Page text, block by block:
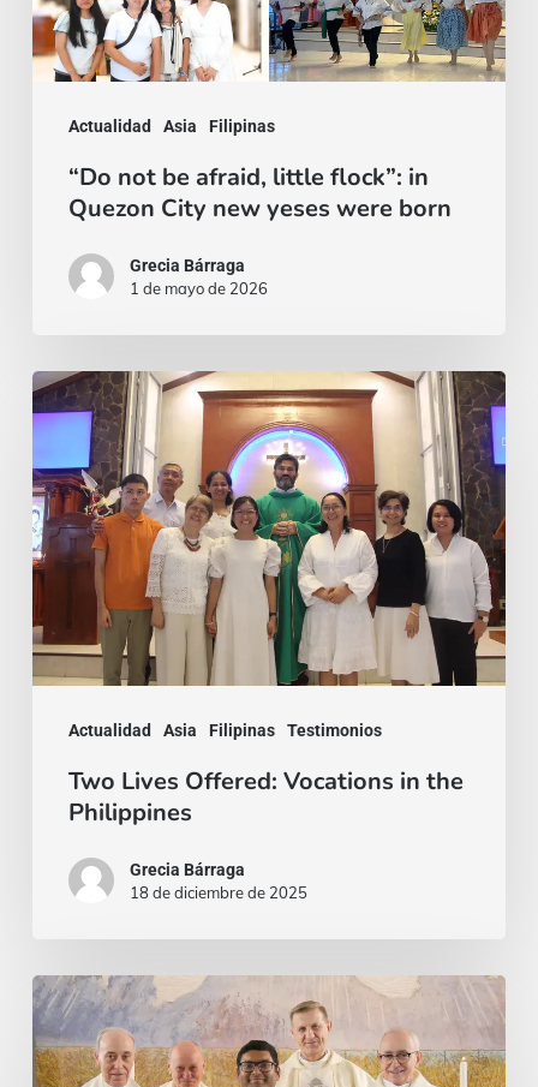
Actualidad Asia Filipinas
City
new
born“Do not be afraid, little flock”: in
Quezon City new yeses were born
Grecia Bárraga
1 de mayo de 2026
Actualidad Asia Filipinas Testimonios
Two
Lives
Offered:
Vocations
in
the
Philippines
Two Lives Offered: Vocations in the
Philippines
Grecia Bárraga
18 de diciembre de 2025
Un
sí
inmutable,